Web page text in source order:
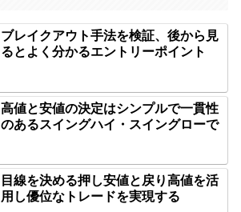
ブレイクアウト手法を検証、後から見
るとよく分かるエントリーポイント
高値と安値の決定はシンプルで一貫性
のあるスイングハイ・スイングローで
目線を決める押し安値と戻り高値を活
用し優位なトレードを実現する